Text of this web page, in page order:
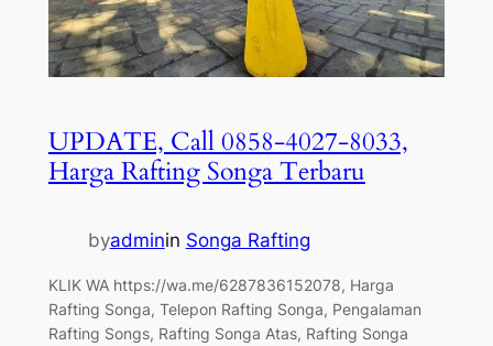
UPDATE, Call 0858-4027-8033,
Harga Rafting Songa Terbaru
byadminin Songa Rafting
KLIK WA https://wa.me/6287836152078, Harga
Rafting Songa, Telepon Rafting Songa, Pengalaman
Rafting Songs, Rafting Songa Atas, Rafting Songa